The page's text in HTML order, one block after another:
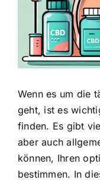
Wenn es um die
geht, ist es
finden. Es gibt
aber auch
können, Ihren
bestimmen. In